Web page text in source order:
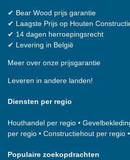
✔ Bear Wood prijs garantie
✔ Laagste Prijs op Houten
✔ 14 dagen herroepingsrecht
✔ Levering in België
Meer over onze prijsgarantie
Leveren in andere landen!
Diensten per regio
Houthandel per regio •
per regio • Constructiehout per regio •
Populaire zoekopdrachten